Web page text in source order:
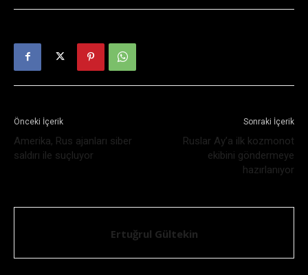
Önceki İçerik
Amerika, Rus ajanları siber
saldırı ile suçluyor
Sonraki İçerik
Ruslar Ay’a ilk kozmonot
ekibini göndermeye
hazırlanıyor
Ertuğrul Gültekin